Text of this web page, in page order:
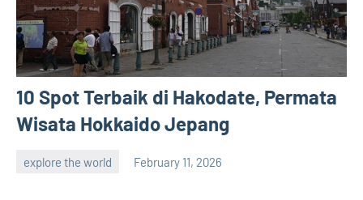
10 Spot Terbaik di Hakodate, Permata
Wisata Hokkaido Jepang
explore the world February 11, 2026
admin